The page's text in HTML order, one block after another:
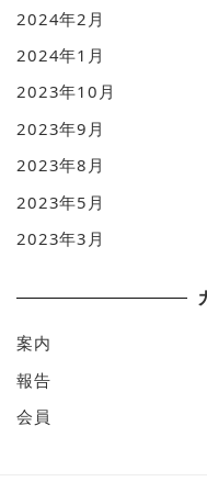
2024年2月
2024年1月
2023年10月
2023年9月
2023年8月
2023年5月
2023年3月
案内
報告
会員